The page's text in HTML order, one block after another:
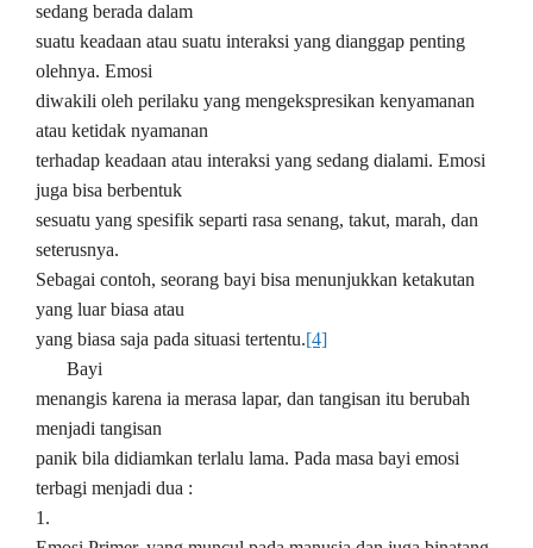
sedang berada dalam
suatu keadaan atau suatu interaksi yang dianggap penting
olehnya. Emosi
diwakili oleh perilaku yang mengekspresikan kenyamanan
atau ketidak nyamanan
terhadap keadaan atau interaksi yang sedang dialami. Emosi
juga bisa berbentuk
sesuatu yang spesifik separti rasa senang, takut, marah, dan
seterusnya.
Sebagai contoh, seorang bayi bisa menunjukkan ketakutan
yang luar biasa atau
yang biasa saja pada situasi tertentu.[4]
Bayi
menangis karena ia merasa lapar, dan tangisan itu berubah
menjadi tangisan
panik bila didiamkan terlalu lama. Pada masa bayi emosi
terbagi menjadi dua :
1.